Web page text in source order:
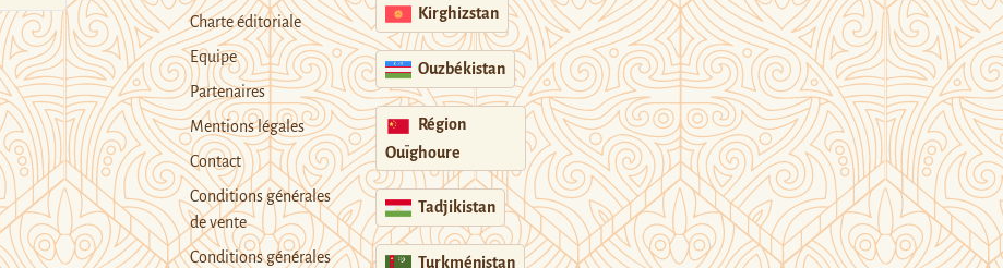
Charte éditoriale
Equipe
Partenaires
Mentions légales
Contact
Conditions générales
de vente
Conditions générales
Kirghizstan
Ouzbékistan
Région
Ouïghoure
Tadjikistan
Turkménistan